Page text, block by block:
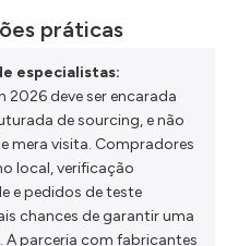
práticas
especialistas:
2026 deve ser encarada
de sourcing, e não
mera visita. Compradores
local, verificação
e pedidos de teste
chances de garantir uma
parceria com fabricantes